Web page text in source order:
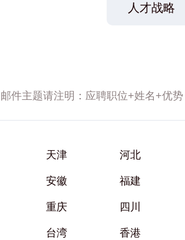
人才战略
天津 河北
安徽 福建
重庆 四川
台湾 香港